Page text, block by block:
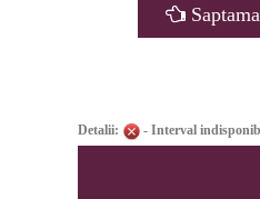
Detalii: - Interval